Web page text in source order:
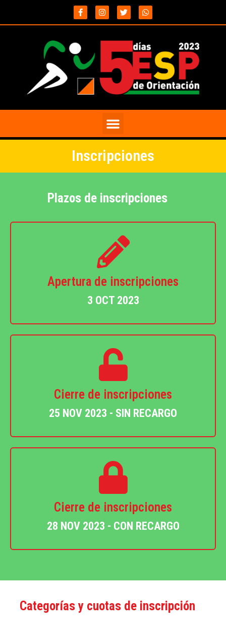
Inscripciones
Plazos de inscripciones
Apertura de inscripciones
3 OCT 2023
Cierre de inscripciones
25 NOV 2023 - SIN RECARGO
Cierre de inscripciones
28 NOV 2023 - CON RECARGO
Categorías y cuotas de inscripción